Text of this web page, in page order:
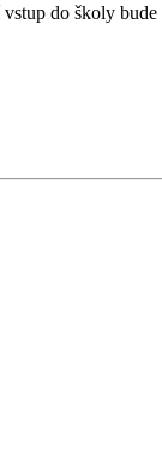
do školy